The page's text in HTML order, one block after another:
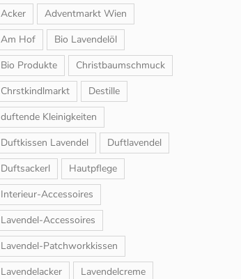
Acker
Adventmarkt Wien
Am Hof
Bio Lavendelöl
Bio Produkte
Christbaumschmuck
Chrstkindlmarkt
Destille
duftende Kleinigkeiten
Duftkissen Lavendel
Duftlavendel
Duftsackerl
Hautpflege
Interieur-Accessoires
Lavendel-Accessoires
Lavendel-Patchworkkissen
Lavendelacker
Lavendelcreme